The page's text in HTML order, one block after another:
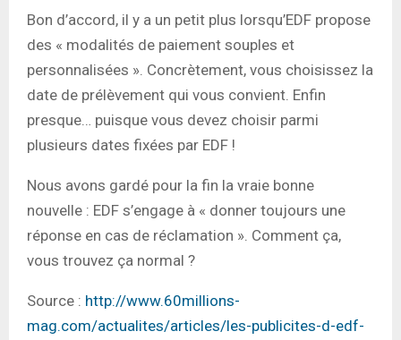
Bon d’accord, il y a un petit plus lorsqu’EDF propose
des « modalités de paiement souples et
personnalisées ». Concrètement, vous choisissez la
date de prélèvement qui vous convient. Enfin
presque… puisque vous devez choisir parmi
plusieurs dates fixées par EDF !
Nous avons gardé pour la fin la vraie bonne
nouvelle : EDF s’engage à « donner toujours une
réponse en cas de réclamation ». Comment ça,
vous trouvez ça normal ?
Source : http://www.60millions-
mag.com/actualites/articles/les-publicites-d-edf-